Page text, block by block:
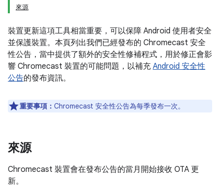
來源
裝置更新這項工具相當重要，可以保障 Android 使用者安全
並保護裝置。本頁列出我們已經發布的 Chromecast 安全
性公告，當中提供了額外的安全性修補程式，用於修正會影
響 Chromecast 裝置的可能問題，以補充 Android 安全性
公告的發布資訊。
重要事項： Chromecast 安全性公告為每季發布一次。
來源
Chromecast 裝置會在發布公告的當月開始接收 OTA 更
新。